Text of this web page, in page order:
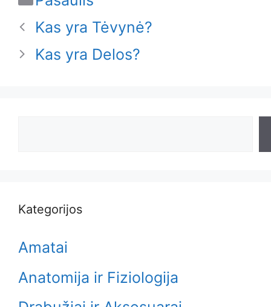
Kas yra Tėvynė?
Kas yra Delos?
Kategorijos
Amatai
Anatomija ir Fiziologija